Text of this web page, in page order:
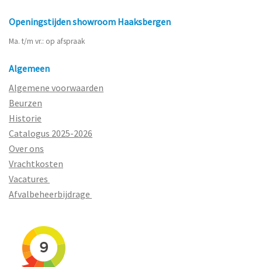
Openingstijden showroom Haaksbergen
Ma. t/m vr.: op afspraak
Algemeen
Algemene voorwaarden
Beurzen
Historie
Catalogus 2025-2026
Over ons
Vrachtkosten
Vacatures
Afvalbeheerbijdrage